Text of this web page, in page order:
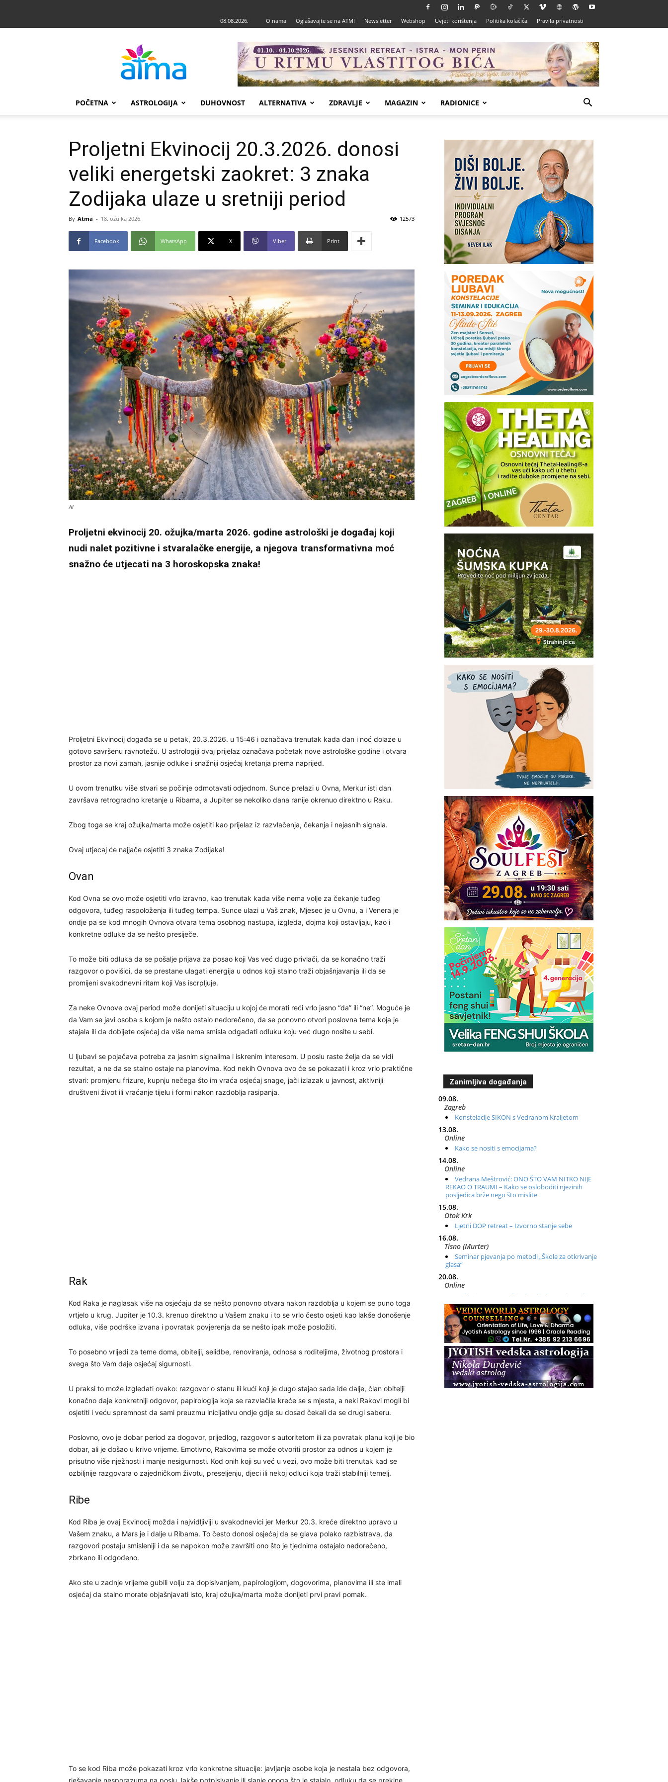
08.08.2026. O nama Oglašavajte se na ATMI Newsletter Webshop Uvjeti korištenja Politika kolačića Pravila privatnosti
POČETNA ASTROLOGIJA DUHOVNOST ALTERNATIVA ZDRAVLJE MAGAZIN RADIONICE
Proljetni Ekvinocij 20.3.2026. donosi
veliki energetski zaokret: 3 znaka
Zodijaka ulaze u sretniji period
By Atma - 18. ožujka 2026. 12573
Facebook WhatsApp X Viber Print
AI
Proljetni ekvinocij 20. ožujka/marta 2026. godine astrološki je događaj koji
nudi nalet pozitivne i stvaralačke energije, a njegova transformativna moć
snažno će utjecati na 3 horoskopska znaka!
Proljetni Ekvinocij događa se u petak, 20.3.2026. u 15:46 i označava trenutak kada dan i noć dolaze u
gotovo savršenu ravnotežu. U astrologiji ovaj prijelaz označava početak nove astrološke godine i otvara
prostor za novi zamah, jasnije odluke i snažniji osjećaj kretanja prema naprijed.
U ovom trenutku više stvari se počinje odmotavati odjednom. Sunce prelazi u Ovna, Merkur isti dan
završava retrogradno kretanje u Ribama, a Jupiter se nekoliko dana ranije okrenuo direktno u Raku.
Zbog toga se kraj ožujka/marta može osjetiti kao prijelaz iz razvlačenja, čekanja i nejasnih signala.
Ovaj utjecaj će najjače osjetiti 3 znaka Zodijaka!
Ovan
Kod Ovna se ovo može osjetiti vrlo izravno, kao trenutak kada više nema volje za čekanje tuđeg
odgovora, tuđeg raspoloženja ili tuđeg tempa. Sunce ulazi u Vaš znak, Mjesec je u Ovnu, a i Venera je
ondje pa se kod mnogih Ovnova otvara tema osobnog nastupa, izgleda, dojma koji ostavljaju, kao i
konkretne odluke da se nešto presiječe.
To može biti odluka da se pošalje prijava za posao koji Vas već dugo privlači, da se konačno traži
razgovor o povišici, da se prestane ulagati energija u odnos koji stalno traži objašnjavanja ili da se
promijeni svakodnevni ritam koji Vas iscrpljuje.
Za neke Ovnove ovaj period može donijeti situaciju u kojoj će morati reći vrlo jasno “da” ili “ne”. Moguće je
da Vam se javi osoba s kojom je nešto ostalo nedorečeno, da se ponovno otvori poslovna tema koja je
stajala ili da dobijete osjećaj da više nema smisla odgađati odluku koju već dugo nosite u sebi.
U ljubavi se pojačava potreba za jasnim signalima i iskrenim interesom. U poslu raste želja da se vidi
rezultat, a ne da se stalno ostaje na planovima. Kod nekih Ovnova ovo će se pokazati i kroz vrlo praktične
stvari: promjenu frizure, kupnju nečega što im vraća osjećaj snage, jači izlazak u javnost, aktivniji
društveni život ili vraćanje tijelu i formi nakon razdoblja rasipanja.
Rak
Kod Raka je naglasak više na osjećaju da se nešto ponovno otvara nakon razdoblja u kojem se puno toga
vrtjelo u krug. Jupiter je 10.3. krenuo direktno u Vašem znaku i to se vrlo često osjeti kao lakše donošenje
odluka, više podrške izvana i povratak povjerenja da se nešto ipak može posložiti.
To posebno vrijedi za teme doma, obitelji, selidbe, renoviranja, odnosa s roditeljima, životnog prostora i
svega što Vam daje osjećaj sigurnosti.
U praksi to može izgledati ovako: razgovor o stanu ili kući koji je dugo stajao sada ide dalje, član obitelji
konačno daje konkretniji odgovor, papirologija koja se razvlačila kreće se s mjesta, a neki Rakovi mogli bi
osjetiti i veću spremnost da sami preuzmu inicijativu ondje gdje su dosad čekali da se drugi saberu.
Poslovno, ovo je dobar period za dogovor, prijedlog, razgovor s autoritetom ili za povratak planu koji je bio
dobar, ali je došao u krivo vrijeme. Emotivno, Rakovima se može otvoriti prostor za odnos u kojem je
prisutno više nježnosti i manje nesigurnosti. Kod onih koji su već u vezi, ovo može biti trenutak kad se
ozbiljnije razgovara o zajedničkom životu, preseljenju, djeci ili nekoj odluci koja traži stabilniji temelj.
Ribe
Kod Riba je ovaj Ekvinocij možda i najvidljiviji u svakodnevici jer Merkur 20.3. kreće direktno upravo u
Vašem znaku, a Mars je i dalje u Ribama. To često donosi osjećaj da se glava polako razbistrava, da
razgovori postaju smisleniji i da se napokon može završiti ono što je tjednima ostajalo nedorečeno,
zbrkano ili odgođeno.
Ako ste u zadnje vrijeme gubili volju za dopisivanjem, papirologijom, dogovorima, planovima ili ste imali
osjećaj da stalno morate objašnjavati isto, kraj ožujka/marta može donijeti prvi pravi pomak.
To se kod Riba može pokazati kroz vrlo konkretne situacije: javljanje osobe koja je nestala bez odgovora,
rješavanje nesporazuma na poslu, lakše potpisivanje ili slanje onoga što je stajalo, odluku da se prekine
Zanimljiva događanja
09.08.
Zagreb
Konstelacije SIKON s Vedranom Kraljetom
13.08.
Online
Kako se nositi s emocijama?
14.08.
Online
Vedrana Meštrović: ONO ŠTO VAM NITKO NIJE
REKAO O TRAUMI – Kako se osloboditi njezinih
posljedica brže nego što mislite
15.08.
Otok Krk
Ljetni DOP retreat – Izvorno stanje sebe
16.08.
Tisno (Murter)
Seminar pjevanja po metodi „Škole za otkrivanje
glasa“
20.08.
Online
Radionica: Pomagači iz drugih dimenzija Online –
otvoreno za sve
21.08.
Zagreb+Online
Osnovni ThetaHealing® tečaj, Zagreb i Online
22.08.
Zagreb
Osnovna radionica za izscjeljivanje pranom (Basic
Pranic Healing course)
Pula